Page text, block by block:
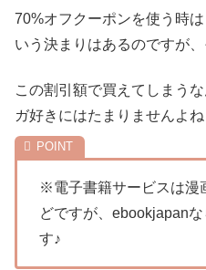
70%オフクーポンを使う時は
いう決まりはあるのですが
この割引額で買えてしまう
ガ好きにはたまりませんよね
※電子書籍サービスは漫
どですが、ebookjapanな
す♪